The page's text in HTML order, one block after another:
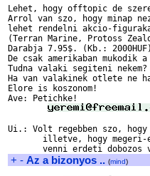
Lehet, hogy offtopic de
Arrol van szo, hogy minap
lehet rendelni akcio-
(Terran Marine, Protoss
Darabja 7.95$. (Kb.: 2000HUF)
De csak amerikaban mukodik
Tudna valaki segiteni
Ha van valakinek otlete ne
Elore is koszonom!
Ave: Petichke!
Ui.: Volt regebben szo,
illetve, hogy
+ - Az a bizonyos .. (mind)